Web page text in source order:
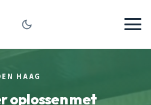
HAAG
oplossen met